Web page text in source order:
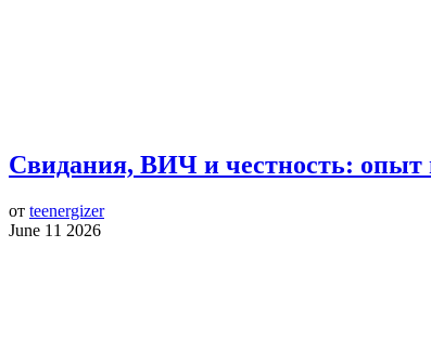
Свидания, ВИЧ и честность: опыт
от teenergizer
June 11 2026